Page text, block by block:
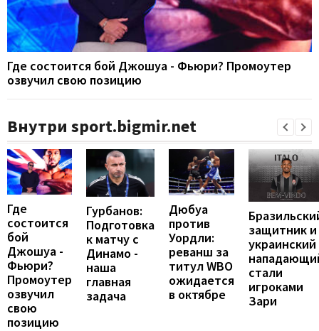
Где состоится бой Джошуа - Фьюри? Промоутер
озвучил свою позицию
Внутри sport.bigmir.net
Где
состоится
бой
Джошуа -
Фьюри?
Промоутер
озвучил
свою
позицию
Гурбанов:
Подготовка
к матчу с
Динамо -
наша
главная
задача
Дюбуа
против
Уордли:
реванш за
титул WBO
ожидается
в октябре
защитник и
украинский
стали
игроками
Зари